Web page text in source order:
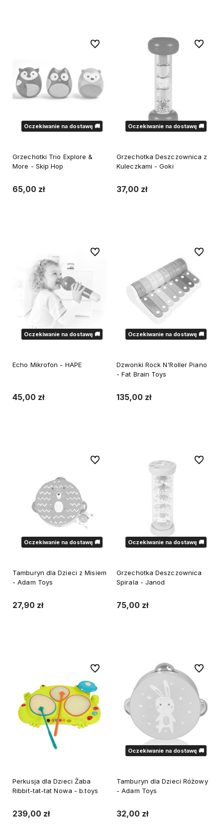
Oczekiwanie na dostawę 🚚
Grzechotki Trio Explore &
More - Skip Hop
65,00 zł
Do ulubionych
Oczekiwanie na dostawę 🚚
Grzechotka Deszczownica z
Kuleczkami - Goki
37,00 zł
Do
Oczekiwanie na dostawę 🚚
Echo Mikrofon - HAPE
45,00 zł
Do ulubionych
Oczekiwanie na dostawę 🚚
Dzwonki Rock N'Roller Piano
- Fat Brain Toys
135,00 zł
Do
Oczekiwanie na dostawę 🚚
Tamburyn dla Dzieci z Misiem
- Adam Toys
27,90 zł
Do ulubionych
Oczekiwanie na dostawę 🚚
Grzechotka Deszczownica
Spirala - Janod
75,00 zł
Do
Perkusja dla Dzieci Żaba
Ribbit-tat-tat Nowa - b.toys
239,00 zł
Do ulubionych
Oczekiwanie na dostawę 🚚
Tamburyn dla Dzieci Różowy
- Adam Toys
32,00 zł
Do